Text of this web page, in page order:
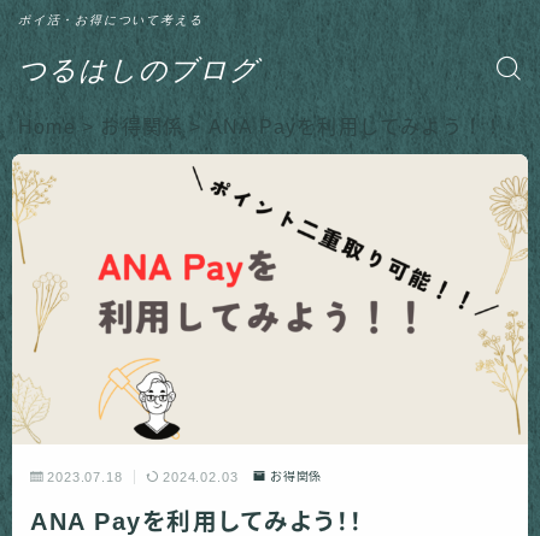
つるはしのブログ
ポイ活・お得について考える
Home > お得関係 > ANA Payを利用してみよう！！
2023.07.18 2024.02.03 お得関係
ANA Payを利用してみよう！！